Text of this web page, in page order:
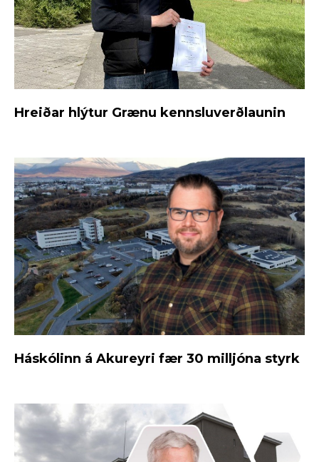
Hreiðar hlýtur Grænu kennsluverðlaunin
Háskólinn á Akureyri fær 30 milljóna styrk